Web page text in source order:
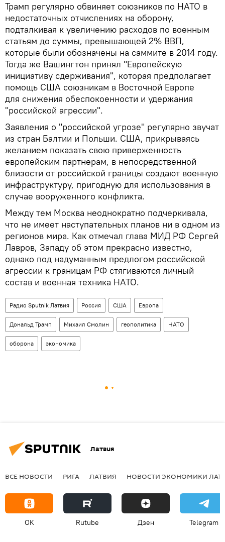
Трамп регулярно обвиняет союзников по НАТО в
недостаточных отчислениях на оборону,
подталкивая к увеличению расходов по военным
статьям до суммы, превышающей 2% ВВП,
которые были обозначены на саммите в 2014 году.
Тогда же Вашингтон принял "Европейскую
инициативу сдерживания", которая предполагает
помощь США союзникам в Восточной Европе
для снижения обеспокоенности и удержания
"российской агрессии".
Заявления о "российской угрозе" регулярно звучат
из стран Балтии и Польши. США, прикрываясь
желанием показать свою приверженность
европейским партнерам, в непосредственной
близости от российской границы создают военную
инфраструктуру, пригодную для использования в
случае вооруженного конфликта.
Между тем Москва неоднократно подчеркивала,
что не имеет наступательных планов ни в одном из
регионов мира. Как отмечал глава МИД РФ Сергей
Лавров, Западу об этом прекрасно известно,
однако под надуманным предлогом российской
агрессии к границам РФ стягиваются личный
состав и военная техника НАТО.
Радио Sputnik Латвия Россия США Европа
Дональд Трамп Михаил Смолин геополитика НАТО
оборона экономика
Латвия
ВСЕ НОВОСТИ РИГА ЛАТВИЯ НОВОСТИ ЭКОНОМИКИ
OK Rutube Дзен Telegram